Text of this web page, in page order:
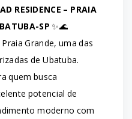
RESIDENCE – PRAIA
SP ✨🌊
Grande, uma das
de Ubatuba.
quem busca
potencial de
moderno com